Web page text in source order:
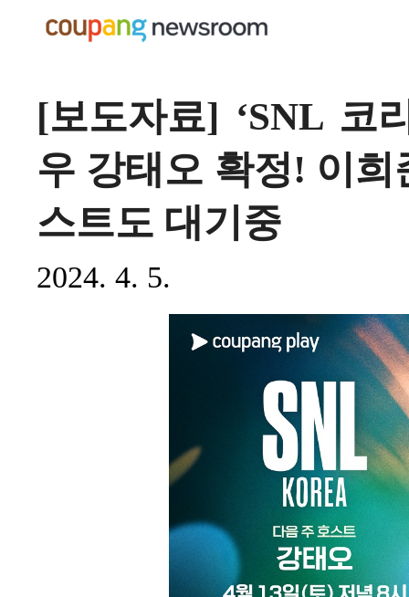
[보도자료] ‘SNL 코
우 강태오 확정! 이
스트도 대기중
2024. 4. 5.